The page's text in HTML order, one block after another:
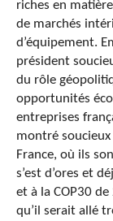
riches en
de marchés
d’équipement.
président
du rôle
opportunités
entreprises
montré soucieux
France, où ils
s’est d’ores et
et à la COP30
qu’il serait allé